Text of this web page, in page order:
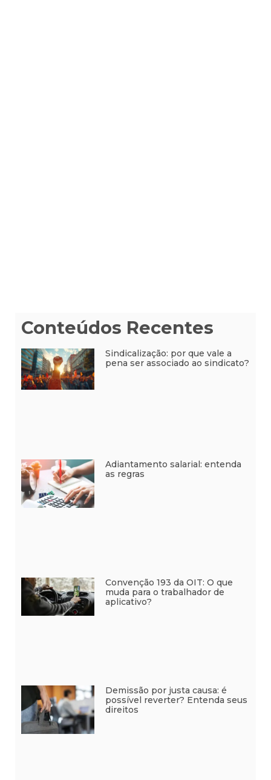
Conteúdos Recentes
Sindicalização: por que vale a
pena ser associado ao sindicato?
Adiantamento salarial: entenda
as regras
Convenção 193 da OIT: O que
muda para o trabalhador de
aplicativo?
Demissão por justa causa: é
possível reverter? Entenda seus
direitos